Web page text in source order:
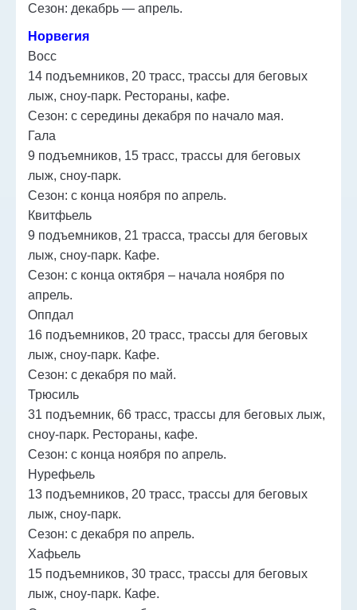
Сезон: декабрь — апрель.
Норвегия
Восс
14 подъемников, 20 трасс, трассы для беговых
лыж, сноу-парк. Рестораны, кафе.
Сезон: с середины декабря по начало мая.
Гала
9 подъемников, 15 трасс, трассы для беговых
лыж, сноу-парк.
Сезон: с конца ноября по апрель.
Квитфьель
9 подъемников, 21 трасса, трассы для беговых
лыж, сноу-парк. Кафе.
Сезон: с конца октября – начала ноября по
апрель.
Оппдал
16 подъемников, 20 трасс, трассы для беговых
лыж, сноу-парк. Кафе.
Сезон: с декабря по май.
Трюсиль
31 подъемник, 66 трасс, трассы для беговых лыж,
сноу-парк. Рестораны, кафе.
Сезон: с конца ноября по апрель.
Нурефьель
13 подъемников, 20 трасс, трассы для беговых
лыж, сноу-парк.
Сезон: с декабря по апрель.
Хафьель
15 подъемников, 30 трасс, трассы для беговых
лыж, сноу-парк. Кафе.